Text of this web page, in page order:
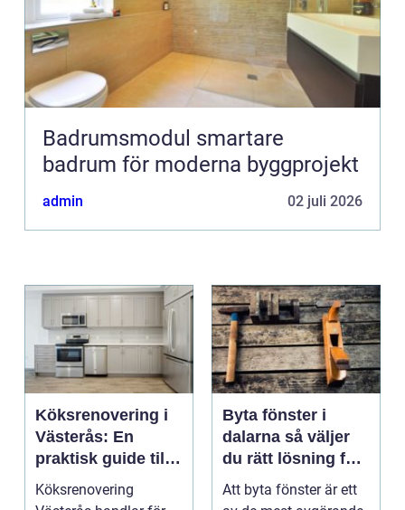
Badrumsmodul smartare
badrum för moderna byggprojekt
admin 02 juli 2026
Köksrenovering i
Västerås: En
praktisk guide till
ett lyckat projekt
Köksrenovering
Byta fönster i
dalarna så väljer
du rätt lösning för
hus och klimat
Att byta fönster är ett